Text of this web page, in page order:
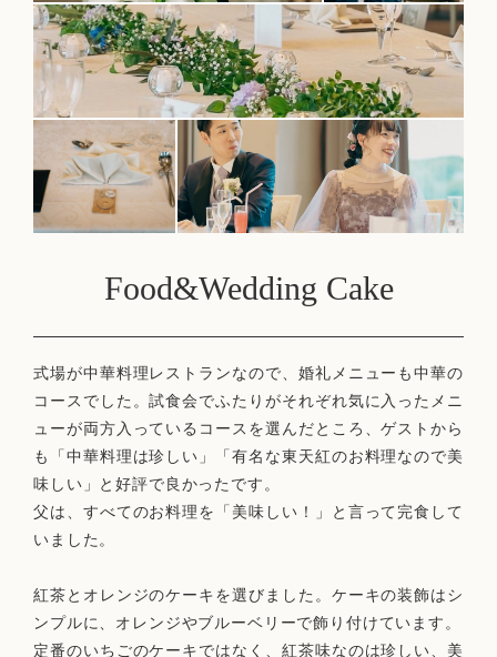
Food&Wedding Cake
式場が中華料理レストランなので、婚礼メニューも中華の
コースでした。試食会でふたりがそれぞれ気に入ったメニ
ューが両方入っているコースを選んだところ、ゲストから
も「中華料理は珍しい」「有名な東天紅のお料理なので美
味しい」と好評で良かったです。
父は、すべてのお料理を「美味しい！」と言って完食して
いました。
紅茶とオレンジのケーキを選びました。ケーキの装飾はシ
ンプルに、オレンジやブルーベリーで飾り付けています。
定番のいちごのケーキではなく、紅茶味なのは珍しい、美